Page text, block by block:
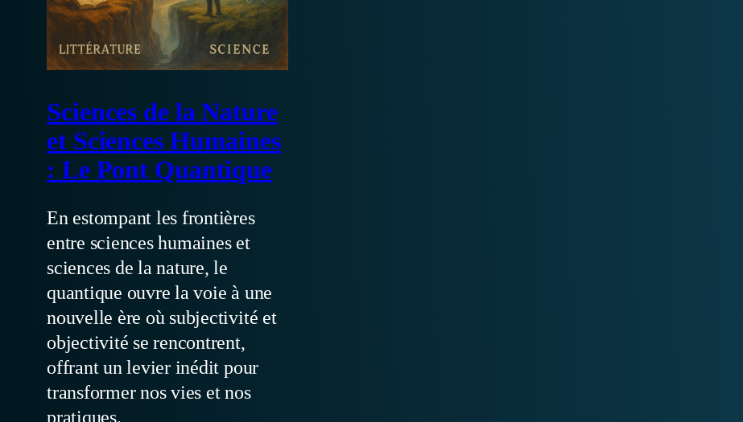
Sciences de la Nature
et Sciences Humaines
: Le Pont Quantique
En estompant les frontières
entre sciences humaines et
sciences de la nature, le
quantique ouvre la voie à une
nouvelle ère où subjectivité et
objectivité se rencontrent,
offrant un levier inédit pour
transformer nos vies et nos
pratiques.